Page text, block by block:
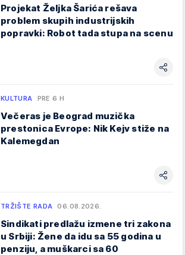
Projekat Željka Šarića rešava
problem skupih industrijskih
popravki: Robot tada stupa na scenu
KULTURA PRE 6 H
Večeras je Beograd muzička
prestonica Evrope: Nik Kejv stiže na
Kalemegdan
TRŽIŠTE RADA 06.08.2026.
Sindikati predlažu izmene tri zakona
u Srbiji: Žene da idu sa 55 godina u
penziju, a muškarci sa 60